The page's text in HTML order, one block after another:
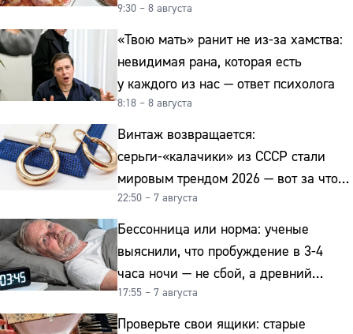
и для здоровья этой зимой
9:30 – 8 августа
«Твою мать» ранит не из-за хамства:
невидимая рана, которая есть
у каждого из нас — ответ психолога
8:18 – 8 августа
Винтаж возвращается:
серьги-«калачики» из СССР стали
мировым трендом 2026 — вот за что
их ценят ювелиры
22:50 – 7 августа
Бессонница или норма: ученые
выяснили, что пробуждение в 3-4
часа ночи — не сбой, а древний
биологический ритм
17:55 – 7 августа
Проверьте свои ящики: старые